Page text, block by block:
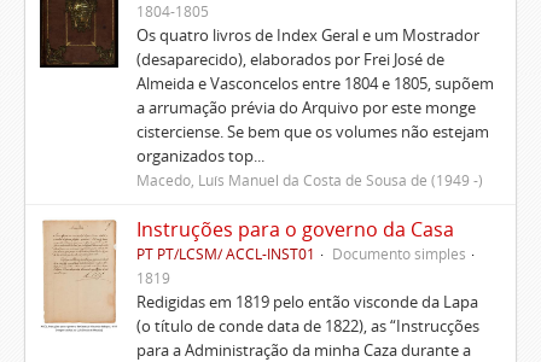
1804-1805
Os quatro livros de Index Geral e um Mostrador
(desaparecido), elaborados por Frei José de
Almeida e Vasconcelos entre 1804 e 1805, supõem
a arrumação prévia do Arquivo por este monge
cisterciense. Se bem que os volumes não estejam
organizados top...
Macedo, Luís Manuel da Costa de Sousa de (1949 -)
Instruções para o governo da Casa
PT PT/LCSM/ ACCL-INST01
Documento simples
1819
Redigidas em 1819 pelo então visconde da Lapa
(o título de conde data de 1822), as “Instrucções
para a Administração da minha Caza durante a